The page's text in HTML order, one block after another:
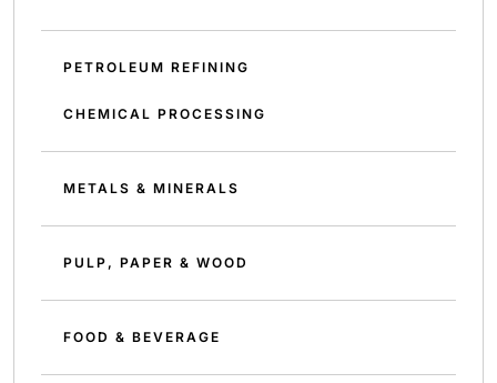
PETROLEUM REFINING
CHEMICAL PROCESSING
METALS & MINERALS
PULP, PAPER & WOOD
FOOD & BEVERAGE